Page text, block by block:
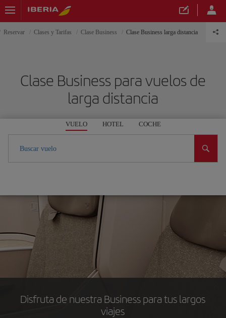
Reservar Clases y Tarifas Clase Business Clase Business larga distancia
Clase Business para vuelos de
larga distancia
VUELO HOTEL COCHE
Buscar vuelo
Disfruta de nuestra Business para tus largos
viajes